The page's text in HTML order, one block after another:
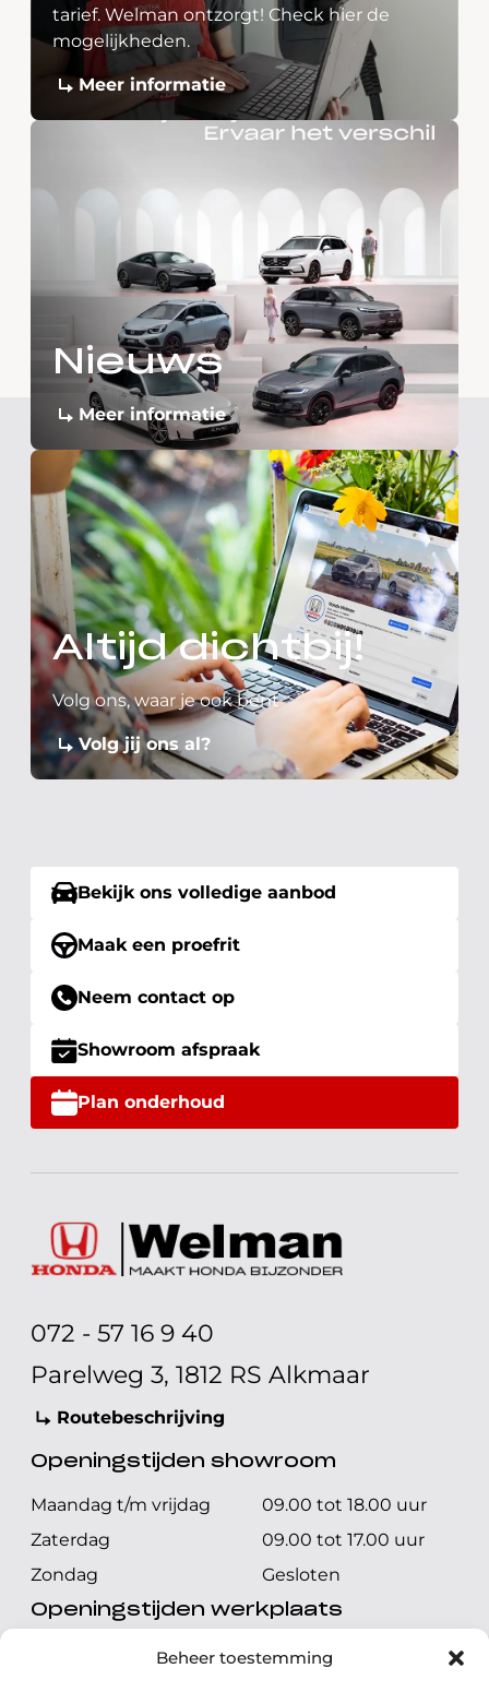
Beheer toestemming
tarief. Welman ontzorgt! Check hier de
mogelijkheden.
Meer informatie
Nieuws
Meer informatie
Altijd dichtbij!
Volg ons, waar je ook bent
Volg jij ons al?
Bekijk ons volledige aanbod
Maak een proefrit
Neem contact op
Showroom afspraak
Plan onderhoud
072 - 57 16 9 40
Parelweg 3, 1812 RS Alkmaar
Routebeschrijving
Openingstijden showroom
Maandag t/m vrijdag
09.00 tot 18.00 uur
Zaterdag
09.00 tot 17.00 uur
Zondag
Gesloten
Openingstijden werkplaats
Maandag t/m vrijdag
08.00 tot 17.00 uur